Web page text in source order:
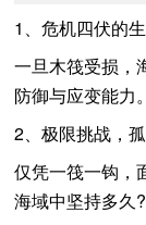
1、危机四伏的
一旦木筏受损，
防御与应变能力。
2、极限挑战，
仅凭一筏一钩，
海域中坚持多久?